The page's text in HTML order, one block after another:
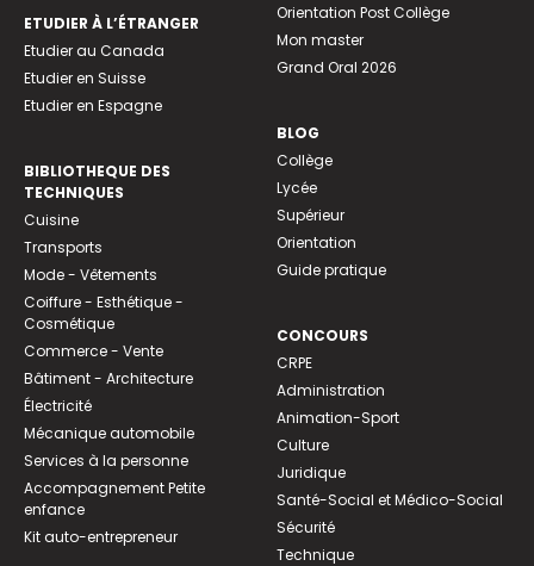
ETUDIER À L’ÉTRANGER
Etudier au Canada
Etudier en Suisse
Etudier en Espagne
BIBLIOTHEQUE DES
TECHNIQUES
Cuisine
Transports
Mode - Vêtements
Coiffure - Esthétique -
Cosmétique
Commerce - Vente
Bâtiment - Architecture
Électricité
Mécanique automobile
Services à la personne
Accompagnement Petite
enfance
Kit auto-entrepreneur
Orientation Post Collège
Mon master
Grand Oral 2026
BLOG
Collège
Lycée
Supérieur
Orientation
Guide pratique
CONCOURS
CRPE
Administration
Animation-Sport
Culture
Juridique
Santé-Social et Médico-Social
Sécurité
Technique